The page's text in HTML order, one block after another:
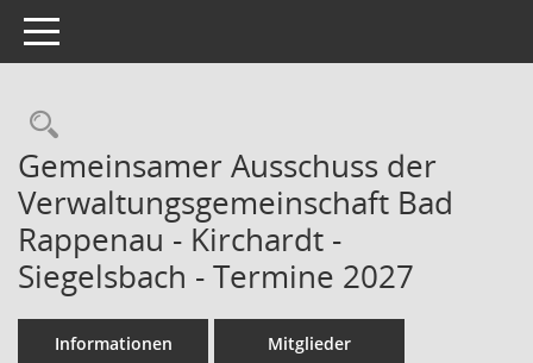
Toggle navigation
Gemeinsamer Ausschuss der
Verwaltungsgemeinschaft Bad
Rappenau - Kirchardt -
Siegelsbach - Termine 2027
Informationen Mitglieder